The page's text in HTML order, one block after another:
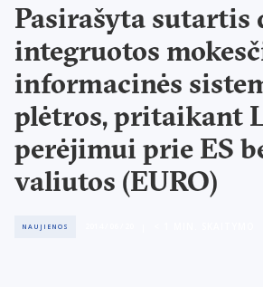
Pasirašyta sutartis
integruotos
informacinės
plėtros, pritaikant
perėjimui prie ES
valiutos (EURO)
NAUJIENOS